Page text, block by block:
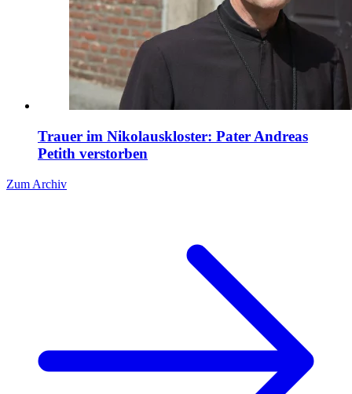
Trauer im Nikolauskloster: Pater Andreas
Petith verstorben
Zum Archiv